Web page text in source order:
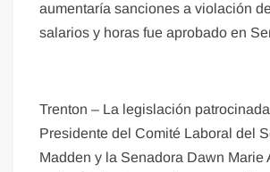
aumentaría sanciones a violación
salarios y horas fue aprobado en
Trenton – La legislación
Presidente del Comité Laboral del
Madden y la Senadora Dawn Marie